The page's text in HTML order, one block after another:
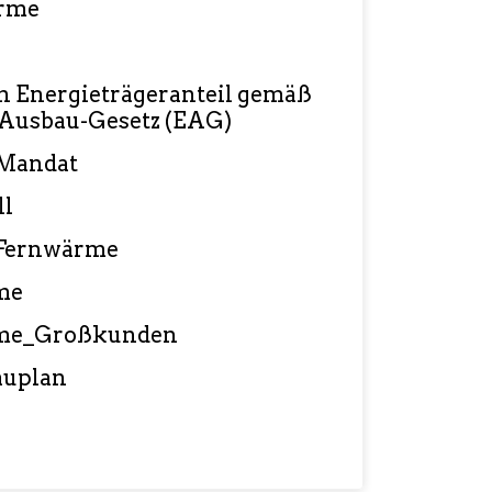
Energieträgeranteil gemäß
Gesetz (EAG)